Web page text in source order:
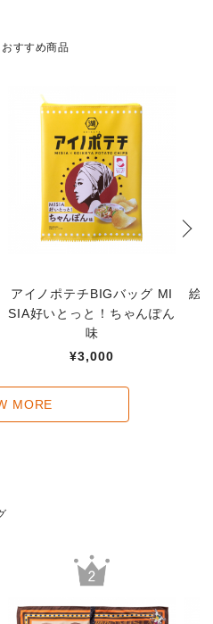
おすすめ商品
アイノポテチBIGバッグ MI
SIA好いとっと！ちゃんぽん
味
¥3,000
絵
MORE